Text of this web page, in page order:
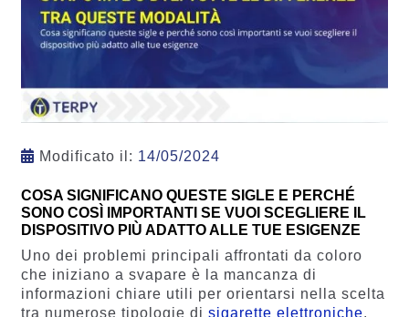
Modificato il: 14/05/2024
COSA SIGNIFICANO QUESTE SIGLE E PERCHÉ
SONO COSÌ IMPORTANTI SE VUOI SCEGLIERE IL
DISPOSITIVO PIÙ ADATTO ALLE TUE ESIGENZE
Uno dei problemi principali affrontati da coloro
che iniziano a svapare è la mancanza di
informazioni chiare utili per orientarsi nella scelta
tra numerose tipologie di sigarette elettroniche.